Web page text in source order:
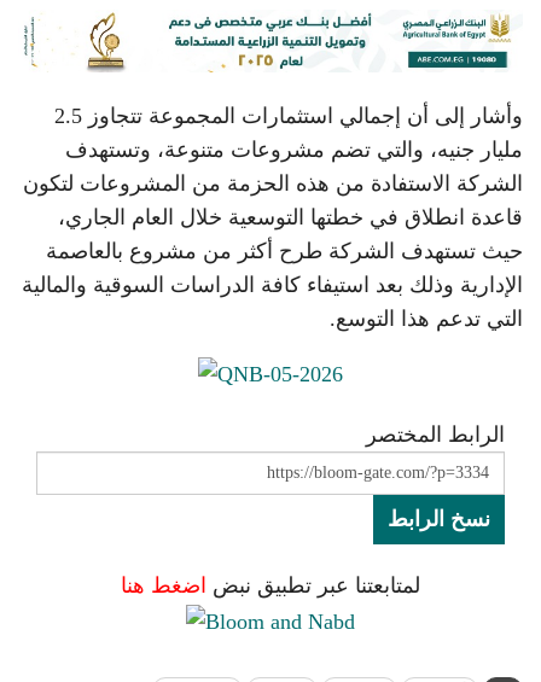
وأشار إلى أن إجمالي استثمارات المجموعة تتجاوز 2.5
مليار جنيه، والتي تضم مشروعات متنوعة، وتستهدف
الشركة الاستفادة من هذه الحزمة من المشروعات لتكون
قاعدة انطلاق في خطتها التوسعية خلال العام الجاري،
حيث تستهدف الشركة طرح أكثر من مشروع بالعاصمة
الإدارية وذلك بعد استيفاء كافة الدراسات السوقية والمالية
التي تدعم هذا التوسع.
الرابط المختصر
نسخ الرابط
لمتابعتنا عبر تطبيق نبض اضغط هنا